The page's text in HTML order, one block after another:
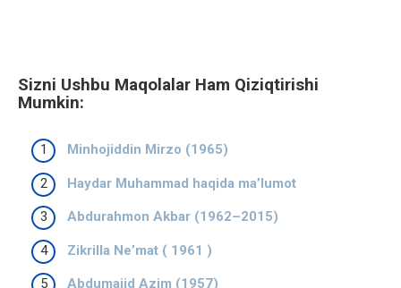
Sizni Ushbu Maqolalar Ham Qiziqtirishi
Mumkin:
Minhojiddin Mirzo (1965)
Haydar Muhammad haqida ma’lumot
Abdurahmon Akbar (1962–2015)
Zikrilla Neʼmat ( 1961 )
Abdumajid Azim (1957)